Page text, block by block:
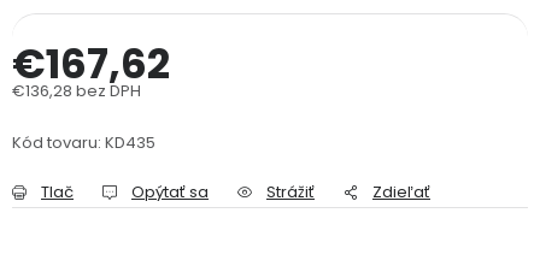
Obchodné podmienky
Podmienky ochrany osobných údajov
€167,62
€136,28 bez DPH
Kód tovaru: KD435
Tlač Opýtať sa Strážiť Zdieľať